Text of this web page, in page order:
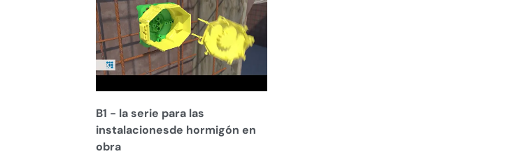
B1 - la serie para las
instalacionesde hormigón en
obra